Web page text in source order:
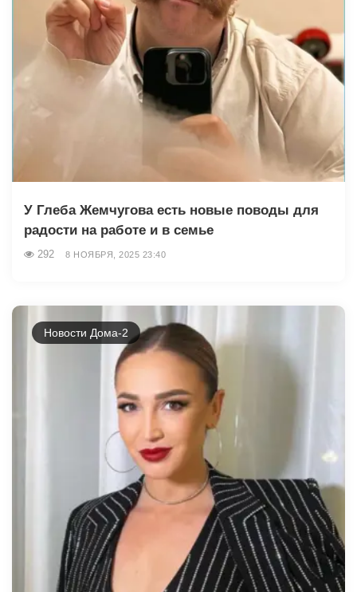
У Глеба Жемчугова есть новые поводы для
радости на работе и в семье
292 8 НОЯБРЯ, 2025 23:40
Новости Дома-2